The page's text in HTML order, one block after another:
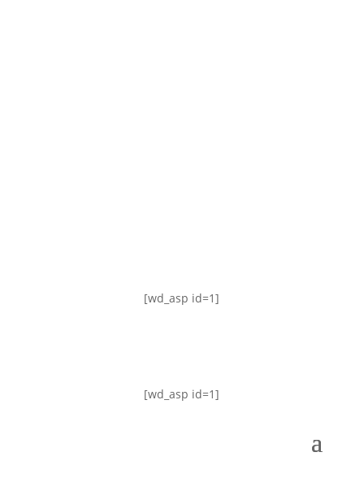
[wd_asp id=1]
[wd_asp id=1]